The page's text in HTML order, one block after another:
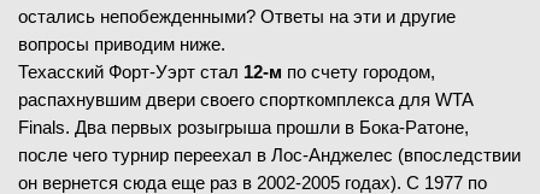
остались непобежденными? Ответы на эти и другие
вопросы приводим ниже.
Техасский Форт-Уэрт стал 12-м по счету городом,
распахнувшим двери своего спорткомплекса для WTA
Finals. Два первых розыгрыша прошли в Бока-Ратоне,
после чего турнир переехал в Лос-Анджелес (впоследствии
он вернется сюда еще раз в 2002-2005 годах). С 1977 по